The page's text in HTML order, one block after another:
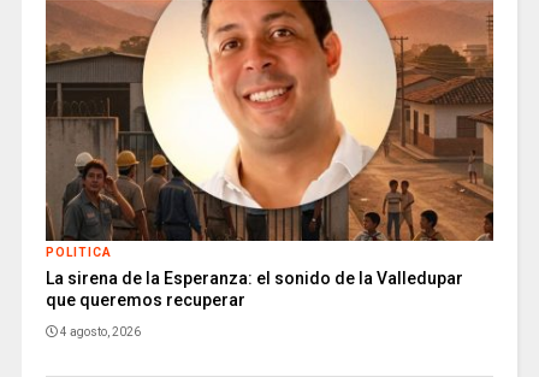
POLITICA
La sirena de la Esperanza: el sonido de la Valledupar
que queremos recuperar
4 agosto, 2026